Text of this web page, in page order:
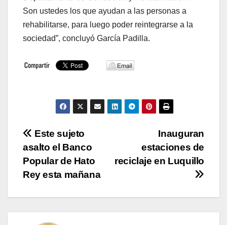
Son ustedes los que ayudan a las personas a
rehabilitarse, para luego poder reintegrarse a la
sociedad”, concluyó García Padilla.
Navegación
de
entradas
Inauguran
estaciones de
reciclaje en Luquillo
Este sujeto
asalto el Banco
Popular de Hato
Rey esta mañana